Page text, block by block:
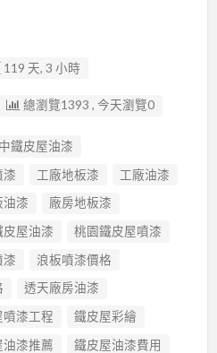
119 天, 3 小時
總瀏覽1393 , 今天瀏覽0
鐵皮屋油漆
漆 工廠地板漆
工廠油漆
油漆
廠房地板漆
皮屋油漆
桃園鐵皮屋噴漆
漆
浪板噴漆價格
透天廠房油漆
噴漆工程
鐵皮屋彩繪
油漆推薦
鐵皮屋油漆費用